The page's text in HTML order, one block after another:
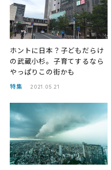
ホントに日本？子どもだらけ
の武蔵小杉。子育てするなら
やっぱりこの街かも
特集 2021.05.21